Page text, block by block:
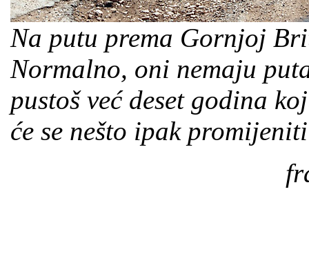
Na putu prema Gornjoj
Normalno, oni nemaju
pustoš već deset godina
će se nešto ipak